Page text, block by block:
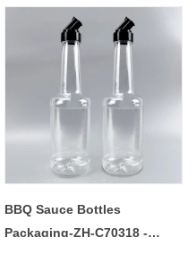
BBQ Sauce Bottles
Packaging-ZH-C70318 -